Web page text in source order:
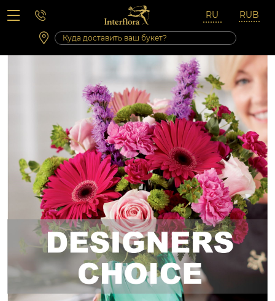
Вопросы-ответы
Сб 10:00 ‐ 14:00
Выходные и праздничные дни